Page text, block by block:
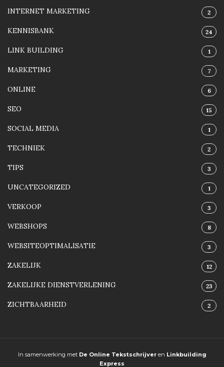
INTERNET MARKETING 2
KENNISBANK 24
LINK BUILDING 1
MARKETING 7
ONLINE 6
SEO 15
SOCIAL MEDIA 1
TECHNIEK 2
TIPS 3
UNCATEGORIZED 1
VERKOOP 3
WEBSHOPS 8
WEBSITEOPTIMALISATIE 3
ZAKELIJK 12
ZAKELIJKE DIENSTVERLENING 23
ZICHTBAARHEID 2
In samenwerking met De Online Tekstschrijveren Linkbuilding
Express